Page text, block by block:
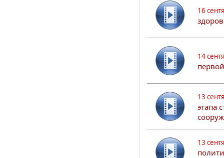
16
14
13
этапа
13